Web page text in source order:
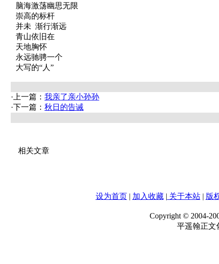
脑海激荡幽思无限
崇高的标杆
并未 渐行渐远
青山依旧在
天地胸怀
永远驰骋一个
大写的“人”
·上一篇： 我亲了亲小孙孙
·下一篇： 秋日的告诫
相关文章
设为首页 | 加入收藏 | 关于本站 | 版
Copyright © 2004-
平遥翰正文